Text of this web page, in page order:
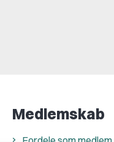
Medlemskab